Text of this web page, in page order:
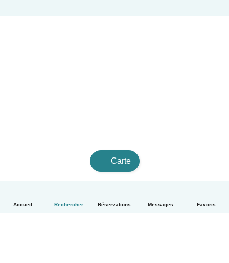
Accueil Rechercher Réservations Messages Favoris
Carte